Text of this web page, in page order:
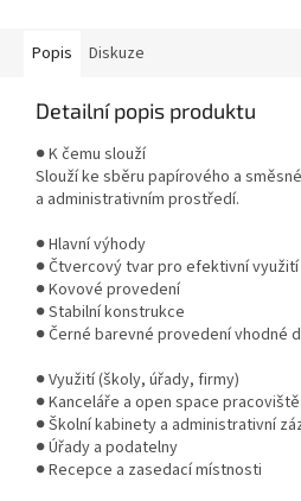
Popis
Diskuze
Detailní popis produktu
● K čemu slouží
Slouží ke sběru papírového a
a administrativním prostředí.
● Hlavní výhody
● Čtvercový tvar pro efektivní
● Kovové provedení
● Stabilní konstrukce
● Černé barevné provedení vhodné
● Využití (školy, úřady, firmy)
● Kanceláře a open space pracoviště
● Školní kabinety a administrativní
● Úřady a podatelny
● Recepce a zasedací místnosti